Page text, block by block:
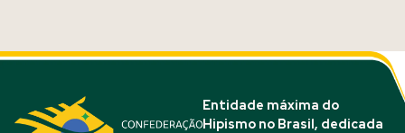
Entidade máxima do
Hipismo no Brasil, dedicada